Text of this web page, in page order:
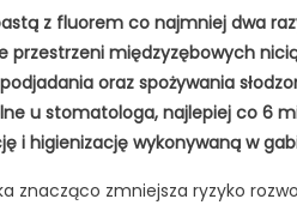
z fluorem co najmniej dwa
przestrzeni międzyzębowych
oraz spożywania
u stomatologa, najlepiej co 6
i higienizację wykonywaną w
znacząco zmniejsza ryzyko